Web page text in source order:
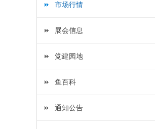
市场行情
展会信息
党建园地
鱼百科
通知公告